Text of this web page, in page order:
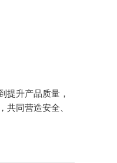
升产品质量，
共同营造安全、